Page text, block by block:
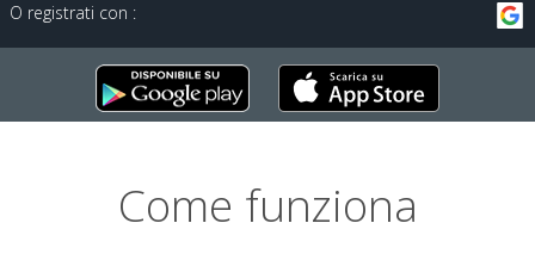
O registrati con :
Come funziona